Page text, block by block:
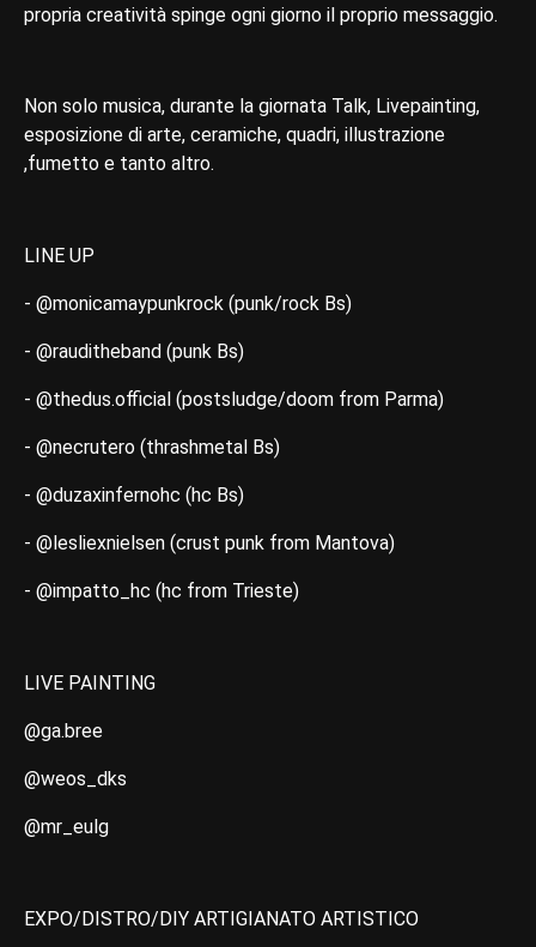
propria creatività spinge ogni giorno il proprio messaggio.
Non solo musica, durante la giornata Talk, Livepainting,
esposizione di arte, ceramiche, quadri, illustrazione
,fumetto e tanto altro.
LINE UP
- @monicamaypunkrock (punk/rock Bs)
- @rauditheband (punk Bs)
- @thedus.official (postsludge/doom from Parma)
- @necrutero (thrashmetal Bs)
- @duzaxinfernohc (hc Bs)
- @lesliexnielsen (crust punk from Mantova)
- @impatto_hc (hc from Trieste)
LIVE PAINTING
@ga.bree
@weos_dks
@mr_eulg
EXPO/DISTRO/DIY ARTIGIANATO ARTISTICO